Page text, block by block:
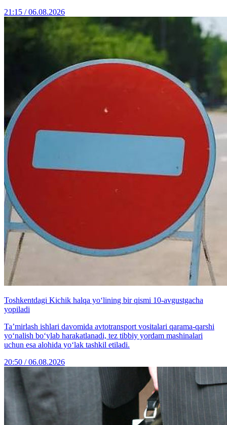
21:15 / 06.08.2026
Toshkentdagi Kichik halqa yo‘lining bir qismi 10-avgustgacha
yopiladi
Ta’mirlash ishlari davomida avtotransport vositalari qarama-qarshi
yo‘nalish bo‘ylab harakatlanadi, tez tibbiy yordam mashinalari
uchun esa alohida yo‘lak tashkil etiladi.
20:50 / 06.08.2026